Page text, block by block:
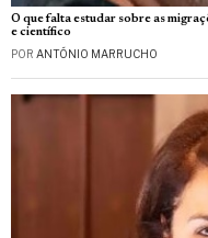
O que falta estudar sobre as
e científico
POR ANTÓNIO MARRUCHO